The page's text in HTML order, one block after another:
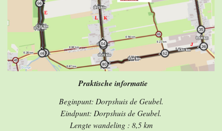
Praktische informatie
Beginpunt: Dorpshuis de Geubel.
Eindpunt: Dorpshuis de Geubel.
Lengte wandeling : 8,5 km